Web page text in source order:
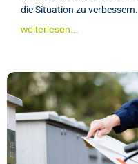
die Situation zu verbessern.
weiterlesen...